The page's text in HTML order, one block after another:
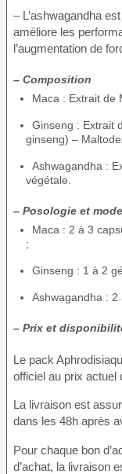
– L’ashwagandha
améliore les
l’augmentation de
– Composition
Maca : Extrait de
Ginseng : Extrait
ginseng) –
Ashwagandha :
végétale.
– Posologie et
Maca : 2 à 3
;
Ginseng : 1 à 2
Ashwagandha : 2
– Prix et
Le pack
officiel au prix actuel
La livraison est
dans les 48h après
Pour chaque bon
d’achat, la livraison